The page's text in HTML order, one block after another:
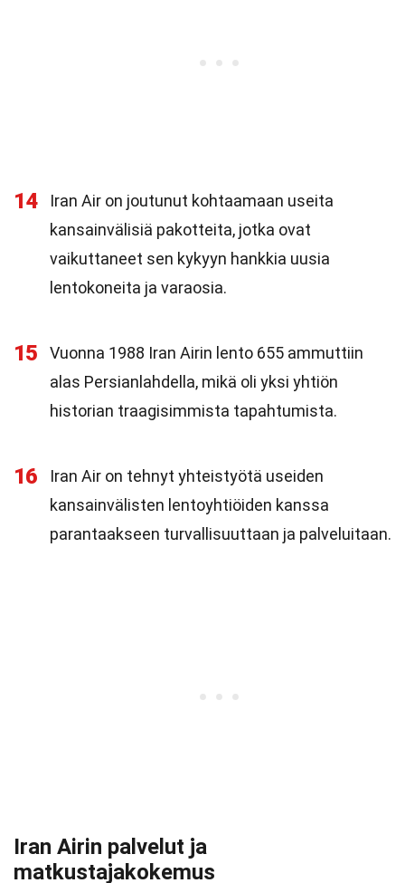
14
Iran Air on joutunut kohtaamaan useita
kansainvälisiä pakotteita, jotka ovat
vaikuttaneet sen kykyyn hankkia uusia
lentokoneita ja varaosia.
15
Vuonna 1988 Iran Airin lento 655 ammuttiin
alas Persianlahdella, mikä oli yksi yhtiön
historian traagisimmista tapahtumista.
16
Iran Air on tehnyt yhteistyötä useiden
kansainvälisten lentoyhtiöiden kanssa
parantaakseen turvallisuuttaan ja palveluitaan.
Iran Airin palvelut ja
matkustajakokemus